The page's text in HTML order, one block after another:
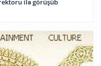
ilə görüşüb